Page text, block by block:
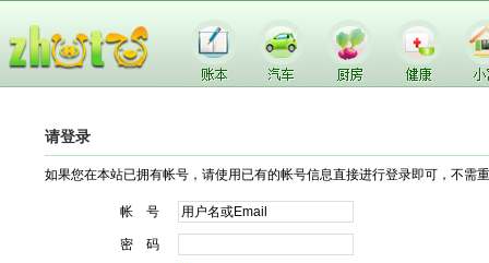
请登录
如果您在本站已拥有帐号，请使用已有的帐号信息直接进行登录即可，不需
帐 号
密 码